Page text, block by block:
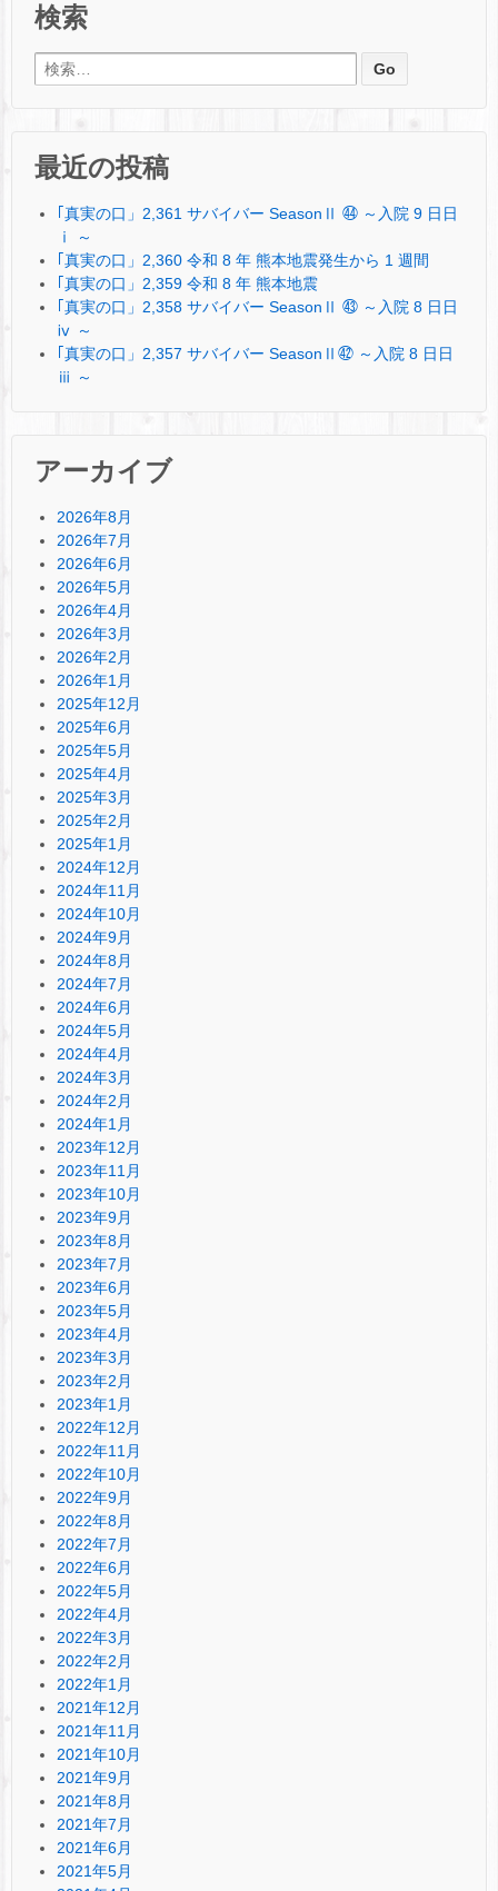
検索
検索:
最近の投稿
｢真実の口」2,361 サバイバー SeasonⅡ ㊹ ～入院 9 日日
ⅰ ～
｢真実の口」2,360 令和 8 年 熊本地震発生から 1 週間
｢真実の口」2,359 令和 8 年 熊本地震
｢真実の口」2,358 サバイバー SeasonⅡ ㊸ ～入院 8 日日
ⅳ ～
｢真実の口」2,357 サバイバー SeasonⅡ㊷ ～入院 8 日日
ⅲ ～
アーカイブ
2026年8月
2026年7月
2026年6月
2026年5月
2026年4月
2026年3月
2026年2月
2026年1月
2025年12月
2025年6月
2025年5月
2025年4月
2025年3月
2025年2月
2025年1月
2024年12月
2024年11月
2024年10月
2024年9月
2024年8月
2024年7月
2024年6月
2024年5月
2024年4月
2024年3月
2024年2月
2024年1月
2023年12月
2023年11月
2023年10月
2023年9月
2023年8月
2023年7月
2023年6月
2023年5月
2023年4月
2023年3月
2023年2月
2023年1月
2022年12月
2022年11月
2022年10月
2022年9月
2022年8月
2022年7月
2022年6月
2022年5月
2022年4月
2022年3月
2022年2月
2022年1月
2021年12月
2021年11月
2021年10月
2021年9月
2021年8月
2021年7月
2021年6月
2021年5月